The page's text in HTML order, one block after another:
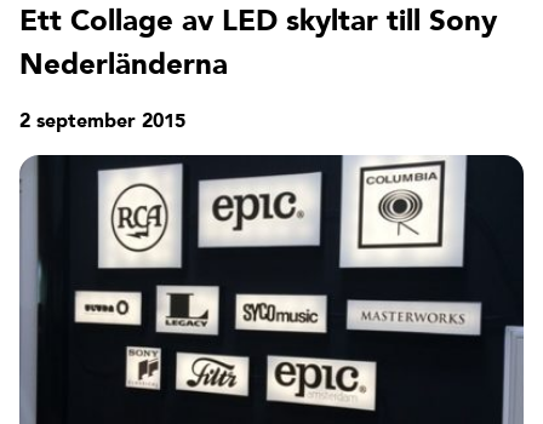
Ett Collage av LED skyltar till Sony
Nederländerna
2 september 2015